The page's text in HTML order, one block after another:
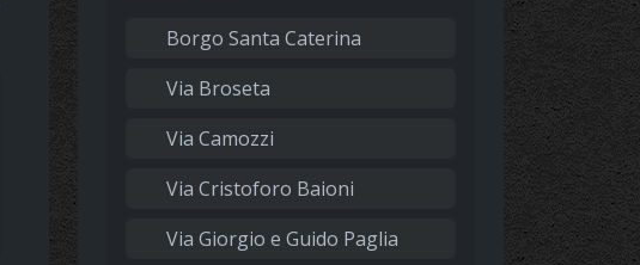
Borgo Santa Caterina
Via Broseta
Via Camozzi
Via Cristoforo Baioni
Via Giorgio e Guido Paglia